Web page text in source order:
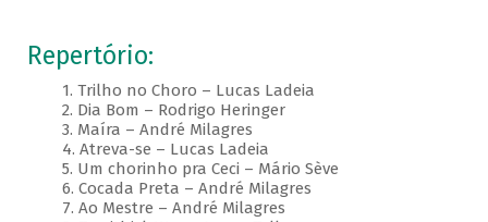
Repertório:
1. Trilho no Choro – Lucas Ladeia
2. Dia Bom – Rodrigo Heringer
3. Maíra – André Milagres
4. Atreva-se – Lucas Ladeia
5. Um chorinho pra Ceci – Mário Sève
6. Cocada Preta – André Milagres
7. Ao Mestre – André Milagres